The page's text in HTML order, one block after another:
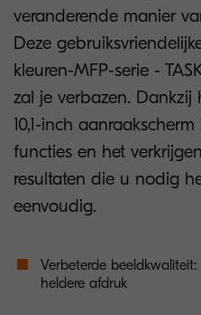
veranderende manier
Deze
kleuren-MFP-serie -
zal je verbazen.
10,1-inch
functies en het
resultaten die u nodig
eenvoudig.
Verbeterde
heldere afdruk